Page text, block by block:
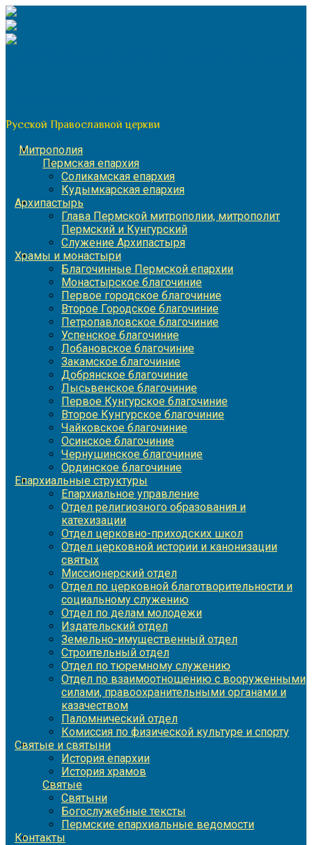
Перейти
к
содержимому
Русской Православной церкви
Митрополия
Пермская епархия
Соликамская епархия
Кудымкарская епархия
Архипастырь
Глава Пермской митрополии, митрополит
Пермский и Кунгурский
Служение Архипастыря
Храмы и монастыри
Благочинные Пермской епархии
Монастырское благочиние
Первое городское благочиние
Второе Городское благочиние
Петропавловское благочиние
Успенское благочиние
Лобановское благочиние
Закамское благочиние
Добрянское благочиние
Лысьвенское благочиние
Первое Кунгурское благочиние
Второе Кунгурское благочиние
Чайковское благочиние
Осинское благочиние
Чернушинское благочиние
Ординское благочиние
Епархиальные структуры
Епархиальное управление
Отдел религиозного образования и
катехизации
Отдел церковно-приходских школ
Отдел церковной истории и канонизации
святых
Миссионерский отдел
Отдел по церковной благотворительности и
социальному служению
Отдел по делам молодежи
Издательский отдел
Земельно-имущественный отдел
Строительный отдел
Отдел по тюремному служению
Отдел по взаимоотношению с вооруженными
силами, правоохранительными органами и
казачеством
Паломнический отдел
Комиссия по физической культуре и спорту
Святые и святыни
История епархии
История храмов
Святые
Святыни
Богослужебные тексты
Пермские епархиальные ведомости
Контакты